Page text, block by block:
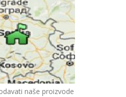
naše proizvode